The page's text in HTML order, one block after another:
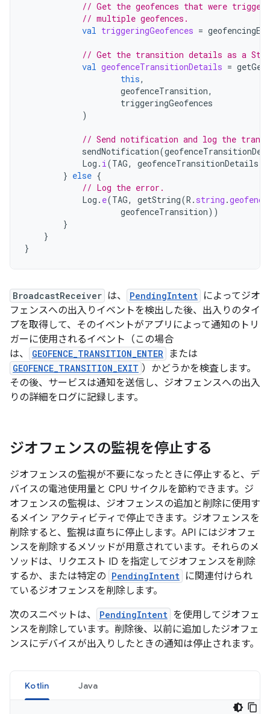
// Get the geofences that were
// multiple geofences.
val triggeringGeofences =
// Get the transition details as a
val geofenceTransitionDetails =
this,
geofenceTransition,
triggeringGeofences
)
// Send notification and log the
sendNotification(
Log . i(TAG, geofenceTransitionDetails
} else {
// Log the error.
Log . e(TAG, getString(R . string .
geofenceTransition))
}
}
}
BroadcastReceiver は、 PendingIntent によってジオ
フェンスへの出入りイベントを検出した後、出入りのタイ
プを取得して、そのイベントがアプリによって通知のトリ
ガーに使用されるイベント（この場合
は、
GEOFENCE_TRANSITION_ENTER または
GEOFENCE_TRANSITION_EXIT ）かどうかを検査します。
その後、サービスは通知を送信し、ジオフェンスへの出入
りの詳細をログに記録します。
ジオフェンスの監視を停止する
ジオフェンスの監視が不要になったときに停止すると、デ
バイスの電池使用量と CPU サイクルを節約できます。ジ
オフェンスの監視は、ジオフェンスの追加と削除に使用す
るメイン アクティビティで停止できます。ジオフェンスを
削除すると、監視は直ちに停止します。API にはジオフェ
ンスを削除するメソッドが用意されています。それらのメ
ソッドは、リクエスト ID を指定してジオフェンスを削除
するか、または特定の PendingIntent に関連付けられ
ているジオフェンスを削除します。
次のスニペットは、
PendingIntent を使用してジオフェ
ンスを削除しています。削除後、以前に追加したジオフェ
ンスにデバイスが出入りしたときの通知は停止されます。
Kotlin Java